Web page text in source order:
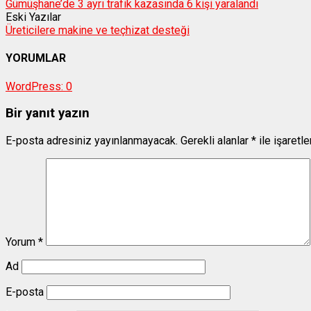
Gümüşhane’de 3 ayrı trafik kazasında 6 kişi yaralandı
Eski Yazılar
Üreticilere makine ve teçhizat desteği
YORUMLAR
WordPress: 0
Bir yanıt yazın
E-posta adresiniz yayınlanmayacak. Gerekli alanlar * ile
Yorum *
Ad
E-posta